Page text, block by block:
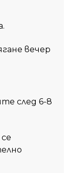
вечер
след 6-8